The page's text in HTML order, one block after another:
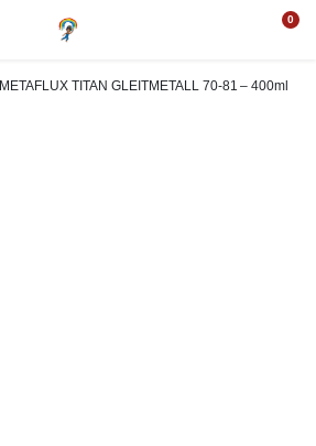
0
METAFLUX TITAN GLEITMETALL 70-81 – 400ml